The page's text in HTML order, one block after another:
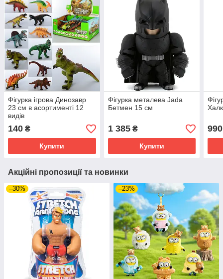
Фігурка ігрова Динозавр
23 см в асортименті 12
видів
140 ₴
Купити
Фігурка металева Jada
Бетмен 15 см
1 385₴
Купити
990
Акційні пропозиції та новинки
–30% –23%